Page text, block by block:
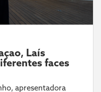
Laís
faces
apresentadora